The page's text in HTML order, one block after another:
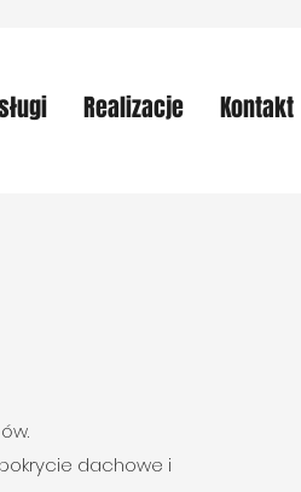
Realizacje Kontakt
dachowe i